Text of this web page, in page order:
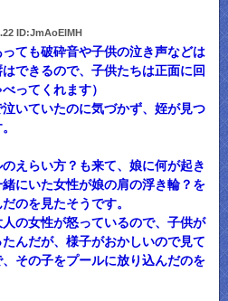
ID:JmAoElMH
ても破砕音や子供の泣き声などは
できるので、子供たちは正面に回
ってくれます）
いていたのに気づかず、姪が見つ
えらい方？も来て、娘に何が起き
にいた女性が娘の肩の浮き輪？を
のを見たそうです。
の女性が怒っているので、子供が
んだが、様子がおかしいので見て
その子をプールに放り込んだのを